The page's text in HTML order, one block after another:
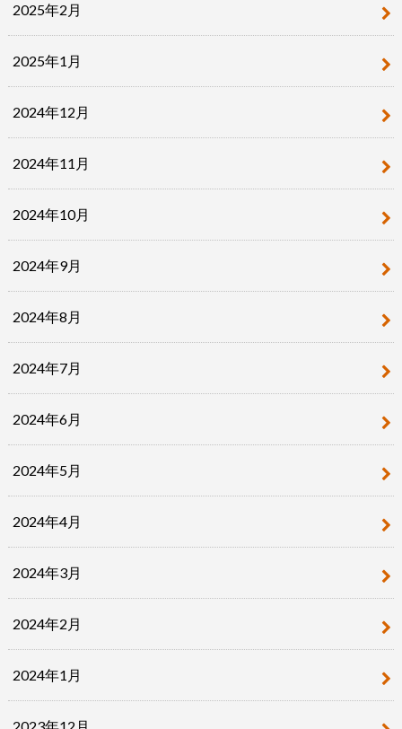
2025年2月
2025年1月
2024年12月
2024年11月
2024年10月
2024年9月
2024年8月
2024年7月
2024年6月
2024年5月
2024年4月
2024年3月
2024年2月
2024年1月